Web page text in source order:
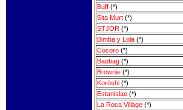
Buff (*)
Sita Murt (*)
STJOR (*)
Bimba y Lola (*)
Cocoro (*)
Baobag (*)
Brownie (*)
Koröshi (*)
Estanislao (*)
La Roca Village (*)